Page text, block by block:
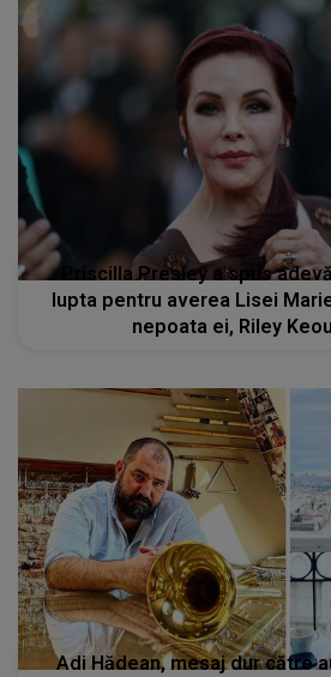
Priscilla Presley a spus
lupta pentru averea Lisei
nepoata ei, Riley
Adi Hădean, mesaj dur către